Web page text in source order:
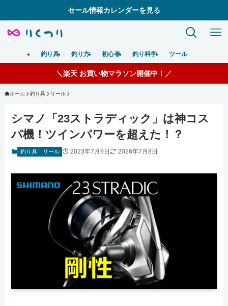
セール情報カレンダーを見る
釣り具 釣り方 初心者 釣り科学 ツール
＼楽天 お買い物マラソン開催中！／
ホーム 釣り具 リール
シマノ「23ストラディック」は神コス
パ機！ツインパワーを超えた！？
釣り具 リール 2023年7月9日 2026年7月8日